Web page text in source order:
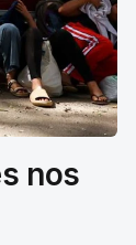
nos